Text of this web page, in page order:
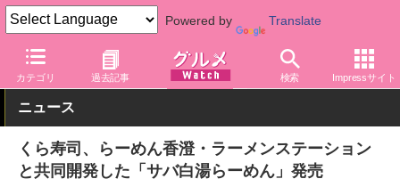
Powered by Translate
カテゴリ 過去記事 検索 Impressサイト
グルメ Watch 店舗 くら寿司
ニュース
くら寿司、らーめん香澄・ラーメンステーション
と共同開発した「サバ白湯らーめん」発売